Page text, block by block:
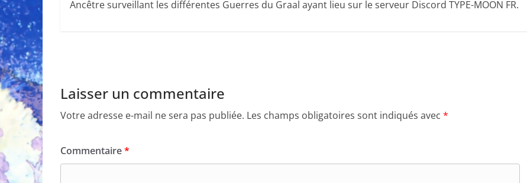
Ancêtre surveillant les différentes Guerres du Graal ayant lieu sur le serveur Discord TYPE-MOON FR.
Laisser un commentaire
Votre adresse e-mail ne sera pas publiée. Les champs obligatoires sont indiqués avec *
Commentaire*